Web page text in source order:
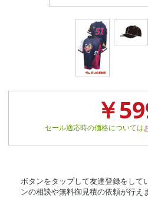
￥
セール適応時の価格については
ボタンをタップして友達登録をして
ンの相談や無料御見積の依頼が行え